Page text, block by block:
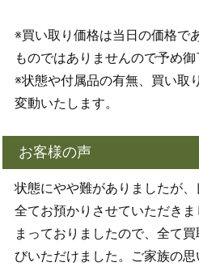
※買い取り価格は当日の価格で
ものではありませんので予め御
※状態や付属品の有無、買い取
変動いたします。
お客様の声
状態にやや難がありましたが
全てお預かりさせていただき
まっておりましたので、全て
びいただけました。ご家族の